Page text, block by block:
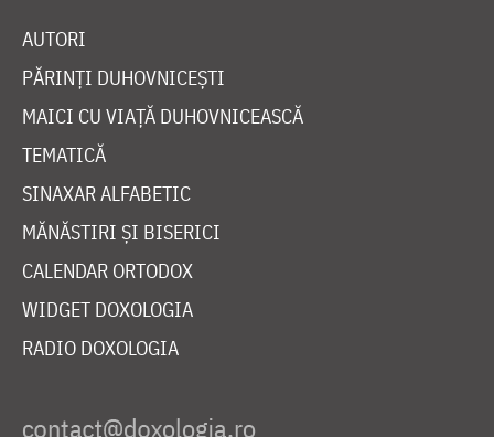
AUTORI
PĂRINȚI DUHOVNICEȘTI
MAICI CU VIAȚĂ DUHOVNICEASCĂ
TEMATICĂ
SINAXAR ALFABETIC
MĂNĂSTIRI ȘI BISERICI
CALENDAR ORTODOX
WIDGET DOXOLOGIA
RADIO DOXOLOGIA